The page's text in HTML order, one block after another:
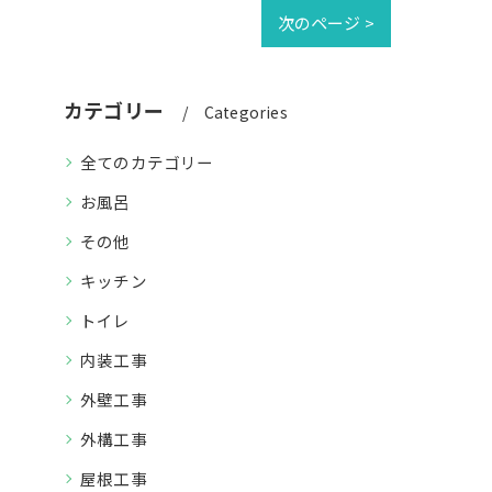
次のページ >
カテゴリー Categories
全てのカテゴリー
お風呂
その他
キッチン
トイレ
内装工事
外壁工事
外構工事
屋根工事